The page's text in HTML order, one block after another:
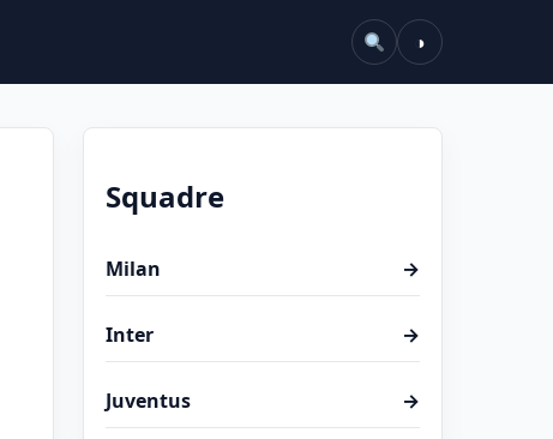
◑
Squadre
Milan →
Inter →
Juventus →